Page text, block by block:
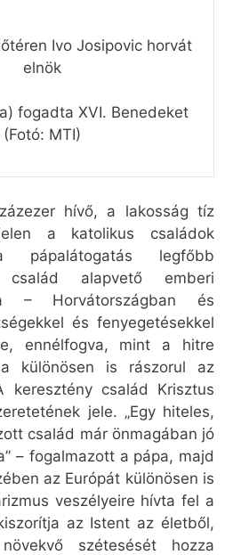
Ivo Josipovic horvát
elnök
fogadta XVI. Benedeket
(Fotó: MTI)
hívő, a lakosság tíz
a katolikus családok
pápalátogatás legfőbb
alapvető emberi
– Horvátországban és
és fenyegetésekkel
ennélfogva, mint a hitre
különösen is rászorul az
keresztény család Krisztus
jele. „Egy hiteles,
család már önmagában jó
– fogalmazott a pápa, majd
az Európát különösen is
veszélyeire hívta fel a
az Istent az életből,
szétesését hozza